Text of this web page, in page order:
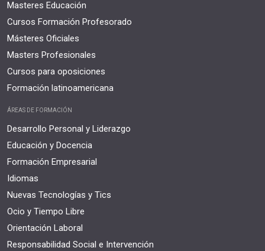
Masteres Educación
Cursos Formación Profesorado
Másteres Oficiales
Masters Profesionales
Cursos para oposiciones
Formación latinoamericana
ÁREAS DE FORMACIÓN
Desarrollo Personal y Liderazgo
Educación y Docencia
Formación Empresarial
Idiomas
Nuevas Tecnologías y Tics
Ocio y Tiempo Libre
Orientación Laboral
Responsabilidad Social e Intervención